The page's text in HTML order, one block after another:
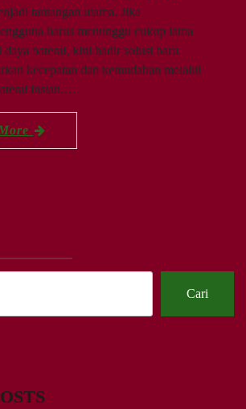
tantangan utama. Jika
harus menunggu cukup lama
daya baterai, kini hadir solusi baru
kecepatan dan kemudahan melalui
instan.…
Cari